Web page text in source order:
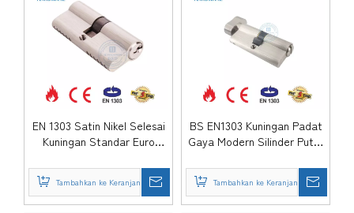
EN 1303 Satin Nikel Selesai
Kuningan Standar Euro
Lama Pintu Komersial
Cylinder-DDLC003-70mm-
SN
Tambahkan ke Keranjang
BS EN1303 Kuningan Padat
Gaya Modern Silinder Putar
Tidur-DDLC024-70mm-SN
Tambahkan ke Keranjang